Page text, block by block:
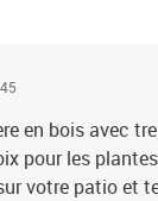
en bois avec
pour les
votre patio et